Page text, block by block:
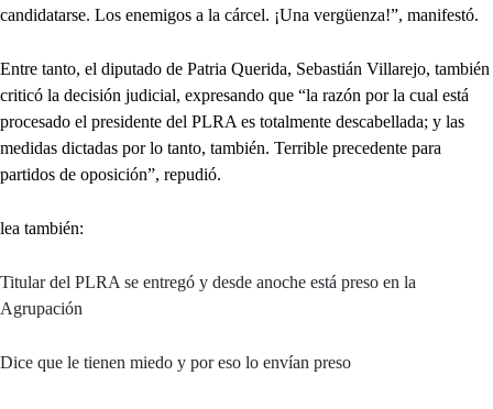
candidatarse. Los enemigos a la cárcel. ¡Una vergüenza!”, manifestó.
Entre tanto, el diputado de Patria Querida, Sebastián Villarejo, también
criticó la decisión judicial, expresando que “la razón por la cual está
procesado el presidente del PLRA es totalmente descabellada; y las
medidas dictadas por lo tanto, también. Terrible precedente para
partidos de oposición”, repudió.
lea también:
Titular del PLRA se entregó y desde anoche está preso en la
Agrupación
Dice que le tienen miedo y por eso lo envían preso